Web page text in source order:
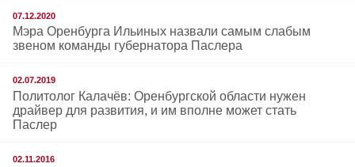
07.12.2020
Мэра Оренбурга Ильиных назвали самым слабым
звеном команды губернатора Паслера
02.07.2019
Политолог Калачёв: Оренбургской области нужен
драйвер для развития, и им вполне может стать
Паслер
02.11.2016